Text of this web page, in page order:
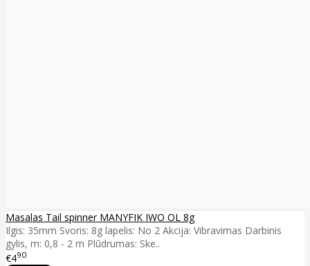
Masalas Tail spinner MANYFIK IWO OL 8g
Ilgis: 35mm Svoris: 8g lapelis: No 2 Akcija: Vibravimas Darbinis
gylis, m: 0,8 - 2 m Plūdrumas: Ske..
€490